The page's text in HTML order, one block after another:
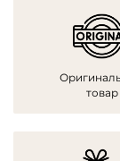
товар